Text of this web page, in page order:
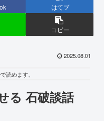
はてブ
コピー
2025.08.01
で読めます。
る 石破談話